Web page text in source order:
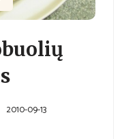
2010-09-13